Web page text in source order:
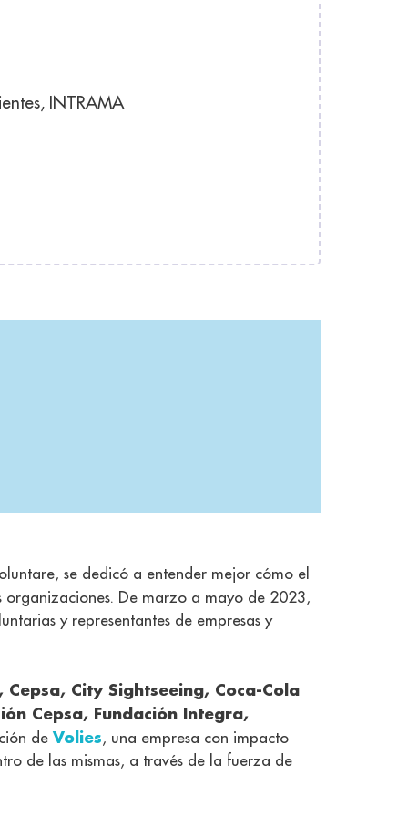
INTRAMA
se dedicó a entender mejor cómo el
organizaciones. De marzo a mayo de 2023,
y representantes de empresas y
City Sightseeing, Coca-Cola
Cepsa, Fundación Integra,
de Volies, una empresa con impacto
de las mismas, a través de la fuerza de